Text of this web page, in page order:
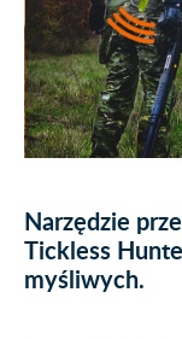
Narzędzie
Tickless
myśliwych.